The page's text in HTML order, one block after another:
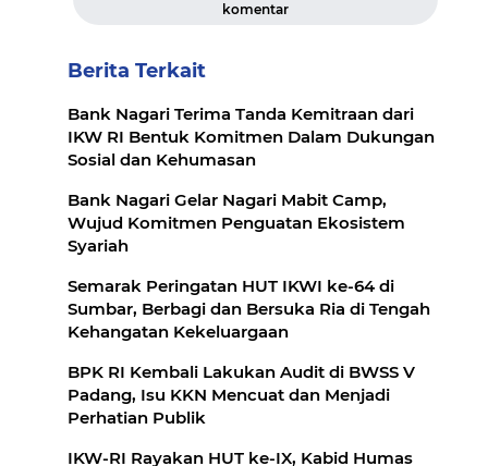
komentar
Berita Terkait
Bank Nagari Terima Tanda Kemitraan dari
IKW RI Bentuk Komitmen Dalam Dukungan
Sosial dan Kehumasan
Bank Nagari Gelar Nagari Mabit Camp,
Wujud Komitmen Penguatan Ekosistem
Syariah
Semarak Peringatan HUT IKWI ke-64 di
Sumbar, Berbagi dan Bersuka Ria di Tengah
Kehangatan Kekeluargaan
BPK RI Kembali Lakukan Audit di BWSS V
Padang, Isu KKN Mencuat dan Menjadi
Perhatian Publik
IKW-RI Rayakan HUT ke-IX, Kabid Humas